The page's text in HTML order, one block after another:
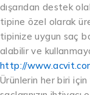
dışarıdan destek
tipine özel olarak
tipinize uygun saç
alabilir ve
http://
Ürünlerin her biri için